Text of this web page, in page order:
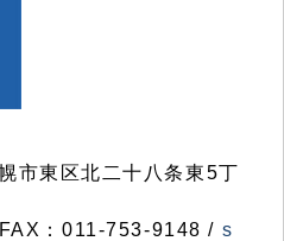
東区北二十八条東5丁
：011-753-9148 / s